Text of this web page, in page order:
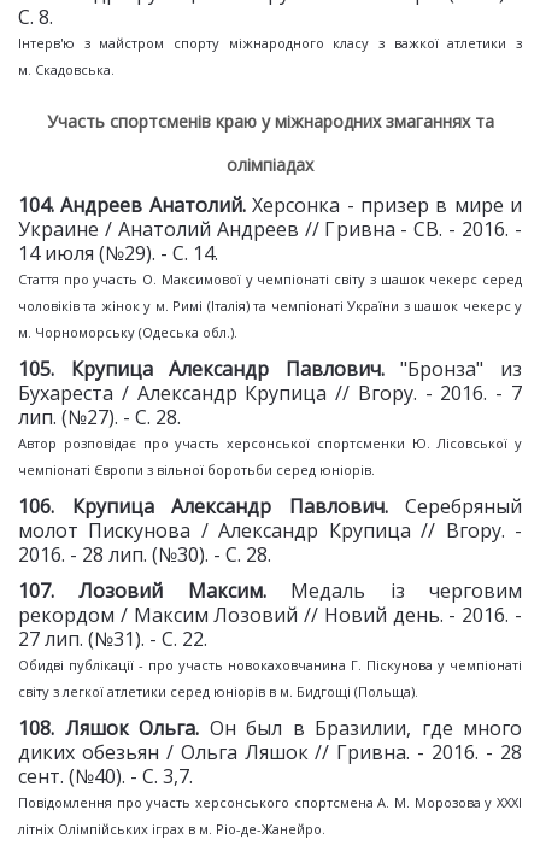
С. 8.
Інтерв'ю з майстром спорту міжнародного класу з важкої атлетики з
м. Скадовська.
Участь спортсменів краю у міжнародних змаганнях та
олімпіадах
104. Андреев Анатолий.Херсонка - призер в мире и
Украине / Анатолий Андреев // Гривна - СВ. - 2016. -
14 июля (№29). - С. 14.
Стаття про участь О. Максимової у чемпіонаті світу з шашок чекерс серед
чоловіків та жінок у м. Римі (Італія) та чемпіонаті України з шашок чекерс у
м. Чорноморську (Одеська обл.).
105. Крупица Александр Павлович."Бронза" из
Бухареста / Александр Крупица // Вгору. - 2016. - 7
лип. (№27). - С. 28.
Автор розповідає про участь херсонської спортсменки Ю. Лісовської у
чемпіонаті Європи з вільної боротьби серед юніорів.
106. Крупица Александр Павлович. Серебряный
молот Пискунова / Александр Крупица // Вгору. -
2016. - 28 лип. (№30). - С. 28.
107. Лозовий Максим. Медаль із черговим
рекордом / Максим Лозовий // Новий день. - 2016. -
27 лип. (№31). - С. 22.
Обидві публікації - про участь новокаховчанина Г. Піскунова у чемпіонаті
світу з легкої атлетики серед юніорів в м. Бидгощі (Польща).
108. Ляшок Ольга. Он был в Бразилии, где много
диких обезьян / Ольга Ляшок // Гривна. - 2016. - 28
сент. (№40). - С. 3,7.
Повідомлення про участь херсонського спортсмена А. М. Морозова у XXXI
літніх Олімпійських іграх в м. Ріо-де-Жанейро.